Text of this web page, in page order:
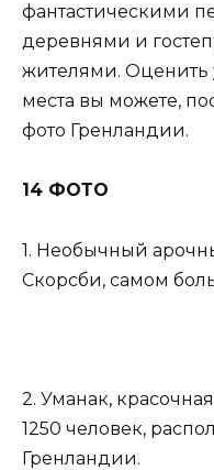
фантастическими
деревнями и
жителями. Оценить
места вы можете,
фото Гренландии.
14 ФОТО
1. Необычный
Скорсби, самом
2. Уманак,
1250 человек,
Гренландии.